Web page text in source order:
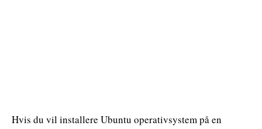
Hvis du vil installere Ubuntu operativsystem på en